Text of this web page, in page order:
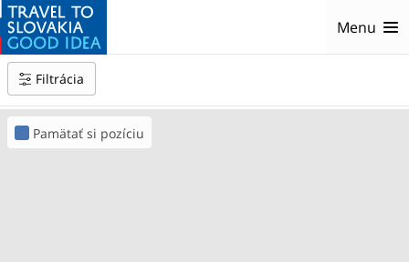
Menu
Filtrácia
Všetky kategórie
Pamätať si pozíciu